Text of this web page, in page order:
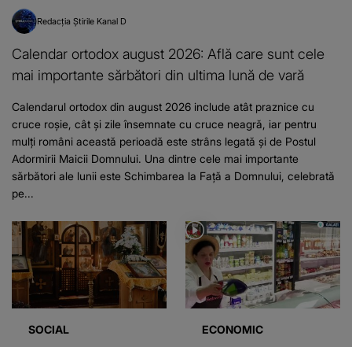
Redacția Știrile Kanal D
Calendar ortodox august 2026: Află care sunt cele
mai importante sărbători din ultima lună de vară
Calendarul ortodox din august 2026 include atât praznice cu
cruce roșie, cât și zile însemnate cu cruce neagră, iar pentru
mulți români această perioadă este strâns legată și de Postul
Adormirii Maicii Domnului. Una dintre cele mai importante
sărbători ale lunii este Schimbarea la Față a Domnului, celebrată
pe...
SOCIAL ECONOMIC